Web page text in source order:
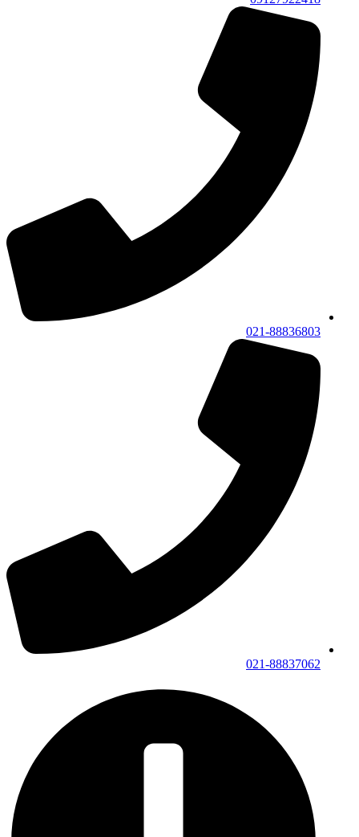
021-88836803
021-88837062